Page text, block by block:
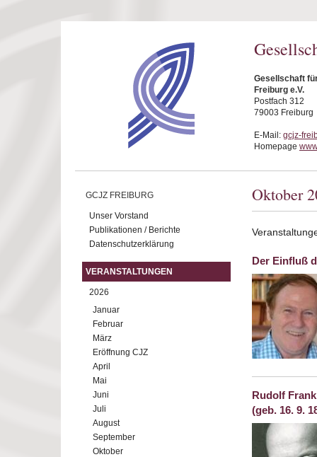
Gesellschaft
Freiburg e.V.
Postfach 312
79003 Freiburg
E-Mail: gcjz-
Homepage
GCJZ FREIBURG
Unser Vorstand
Publikationen / Berichte
Datenschutzerklärung
VERANSTALTUNGEN
2026
Januar
Februar
März
Eröffnung CJZ
April
Mai
Juni
Juli
August
September
Oktober
Oktober
Der Einfluß
Rudolf
(geb. 16. 9.